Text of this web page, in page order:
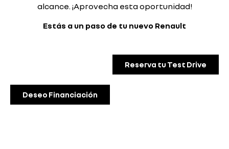
alcance. ¡Aprovecha esta oportunidad!
Estás a un paso de tu nuevo Renault
Reserva tu Test Drive
Deseo Financiación